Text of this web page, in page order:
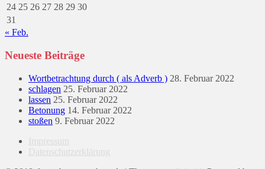
24 25 26 27 28 29 30
31
« Feb.
Neueste Beiträge
Wortbetrachtung durch ( als Adverb ) 28. Februar 2022
schlagen 25. Februar 2022
lassen 25. Februar 2022
Betonung 14. Februar 2022
stoßen 9. Februar 2022
Impressum
Datenschutzerklärung